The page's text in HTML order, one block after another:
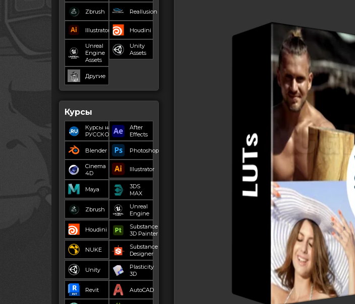
Zbrush Reallusion
Illustrator Houdini
Unreal
Engine
Assets
Unity
Assets
Другие
Курсы
Курсы на
РУССКОМ
After
Effects
Blender Photoshop
Cinema
4D
Illustrator
Maya
3DS
MAX
Zbrush
Unreal
Engine
Houdini
Substance
3D Painter
NUKE
Substance
Designer
Unity
Plasticity
3D
Revit AutoCAD